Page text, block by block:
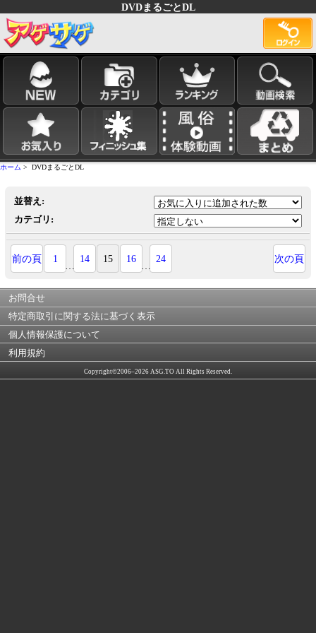
DVDまるごとDL
ホーム > DVDまるごとDL
並替え:
カテゴリ:
前の頁 1
…
14 15 16
…
24 次の頁
お問合せ
特定商取引に関する法に基づく表示
個人情報保護について
利用規約
Copyright©2006–2026 ASG.TO All Rights Reserved.